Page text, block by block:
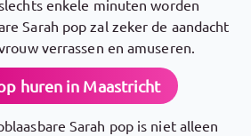
enkele minuten worden
Sarah pop zal zeker de aandacht
verrassen en amuseren.
huren in Maastricht
Sarah pop is niet alleen